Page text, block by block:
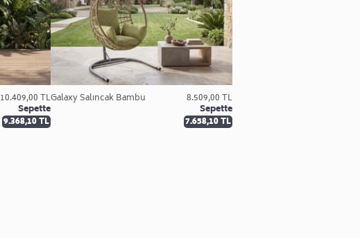
10.409,00 TL
Sepette
9.368,10 TL
Galaxy Salıncak Bambu 8.509,00 TL
Sepette
7.658,10 TL